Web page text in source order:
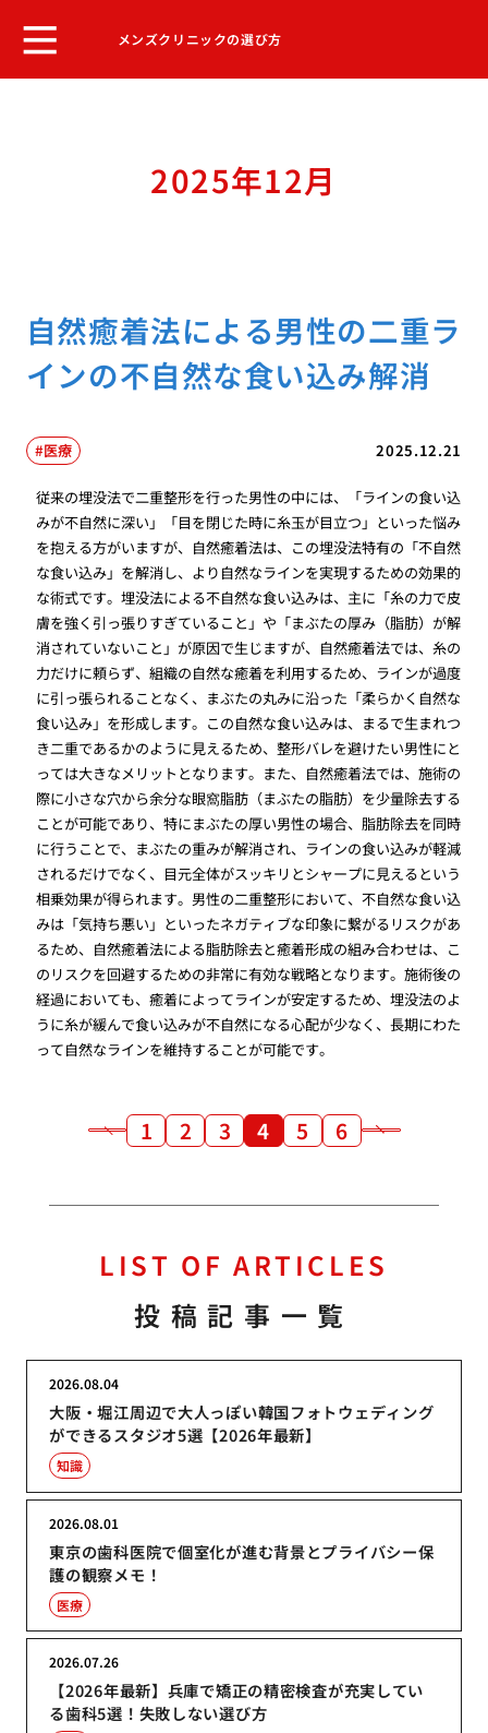
メンズクリニックの選び方
2025年12月
自然癒着法による男性の二重ラ
インの不自然な食い込み解消
2025.12.21
医療
従来の埋没法で二重整形を行った男性の中には、「ラインの食い込
みが不自然に深い」「目を閉じた時に糸玉が目立つ」といった悩み
を抱える方がいますが、自然癒着法は、この埋没法特有の「不自然
な食い込み」を解消し、より自然なラインを実現するための効果的
な術式です。埋没法による不自然な食い込みは、主に「糸の力で皮
膚を強く引っ張りすぎていること」や「まぶたの厚み（脂肪）が解
消されていないこと」が原因で生じますが、自然癒着法では、糸の
力だけに頼らず、組織の自然な癒着を利用するため、ラインが過度
に引っ張られることなく、まぶたの丸みに沿った「柔らかく自然な
食い込み」を形成します。この自然な食い込みは、まるで生まれつ
き二重であるかのように見えるため、整形バレを避けたい男性にと
っては大きなメリットとなります。また、自然癒着法では、施術の
際に小さな穴から余分な眼窩脂肪（まぶたの脂肪）を少量除去する
ことが可能であり、特にまぶたの厚い男性の場合、脂肪除去を同時
に行うことで、まぶたの重みが解消され、ラインの食い込みが軽減
されるだけでなく、目元全体がスッキリとシャープに見えるという
相乗効果が得られます。男性の二重整形において、不自然な食い込
みは「気持ち悪い」といったネガティブな印象に繋がるリスクがあ
るため、自然癒着法による脂肪除去と癒着形成の組み合わせは、こ
のリスクを回避するための非常に有効な戦略となります。施術後の
経過においても、癒着によってラインが安定するため、埋没法のよ
うに糸が緩んで食い込みが不自然になる心配が少なく、長期にわた
って自然なラインを維持することが可能です。
1 2 3 4 5 6
LIST OF ARTICLES
投稿記事一覧
大阪・堀江周辺で大人っぽい韓国フォトウェディング
ができるスタジオ5選【2026年最新】
2026.08.04
知識
東京の歯科医院で個室化が進む背景とプライバシー保
護の観察メモ！
2026.08.01
医療
【2026年最新】兵庫で矯正の精密検査が充実してい
る歯科5選！失敗しない選び方
2026.07.26